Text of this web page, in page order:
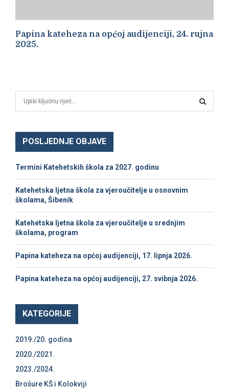
Papina kateheza na općoj audijenciji, 24. rujna
2025.
h
o
r
:
POSLJEDNJE OBJAVE
Termini Katehetskih škola za 2027. godinu
Katehetska ljetna škola za vjeroučitelje u osnovnim
školama, Šibenik
Katehetska ljetna škola za vjeroučitelje u srednjim
školama, program
Papina kateheza na općoj audijenciji, 17. lipnja 2026.
Papina kateheza na općoj audijenciji, 27. svibnja 2026.
KATEGORIJE
2019./20. godina
2020./2021.
2023./2024.
Brošure KŠ i Kolokviji